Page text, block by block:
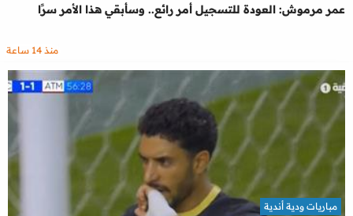
عمر مرموش: العودة للتسجيل أمر رائع.. وسأبقي هذا الأمر سرًا
منذ 14 ساعة
مباريات ودية أندية